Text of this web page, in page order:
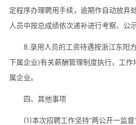
定程序办理聘用手续，逾期作自动放弃
人员中按总成绩依次递补进行考察、公示
8.录用人员的工资待遇按浙江东阳
下属企业)有关薪酬管理制度执行，工
属企业。
四、其他事项
(1)本次招聘工作坚持“两公开一监